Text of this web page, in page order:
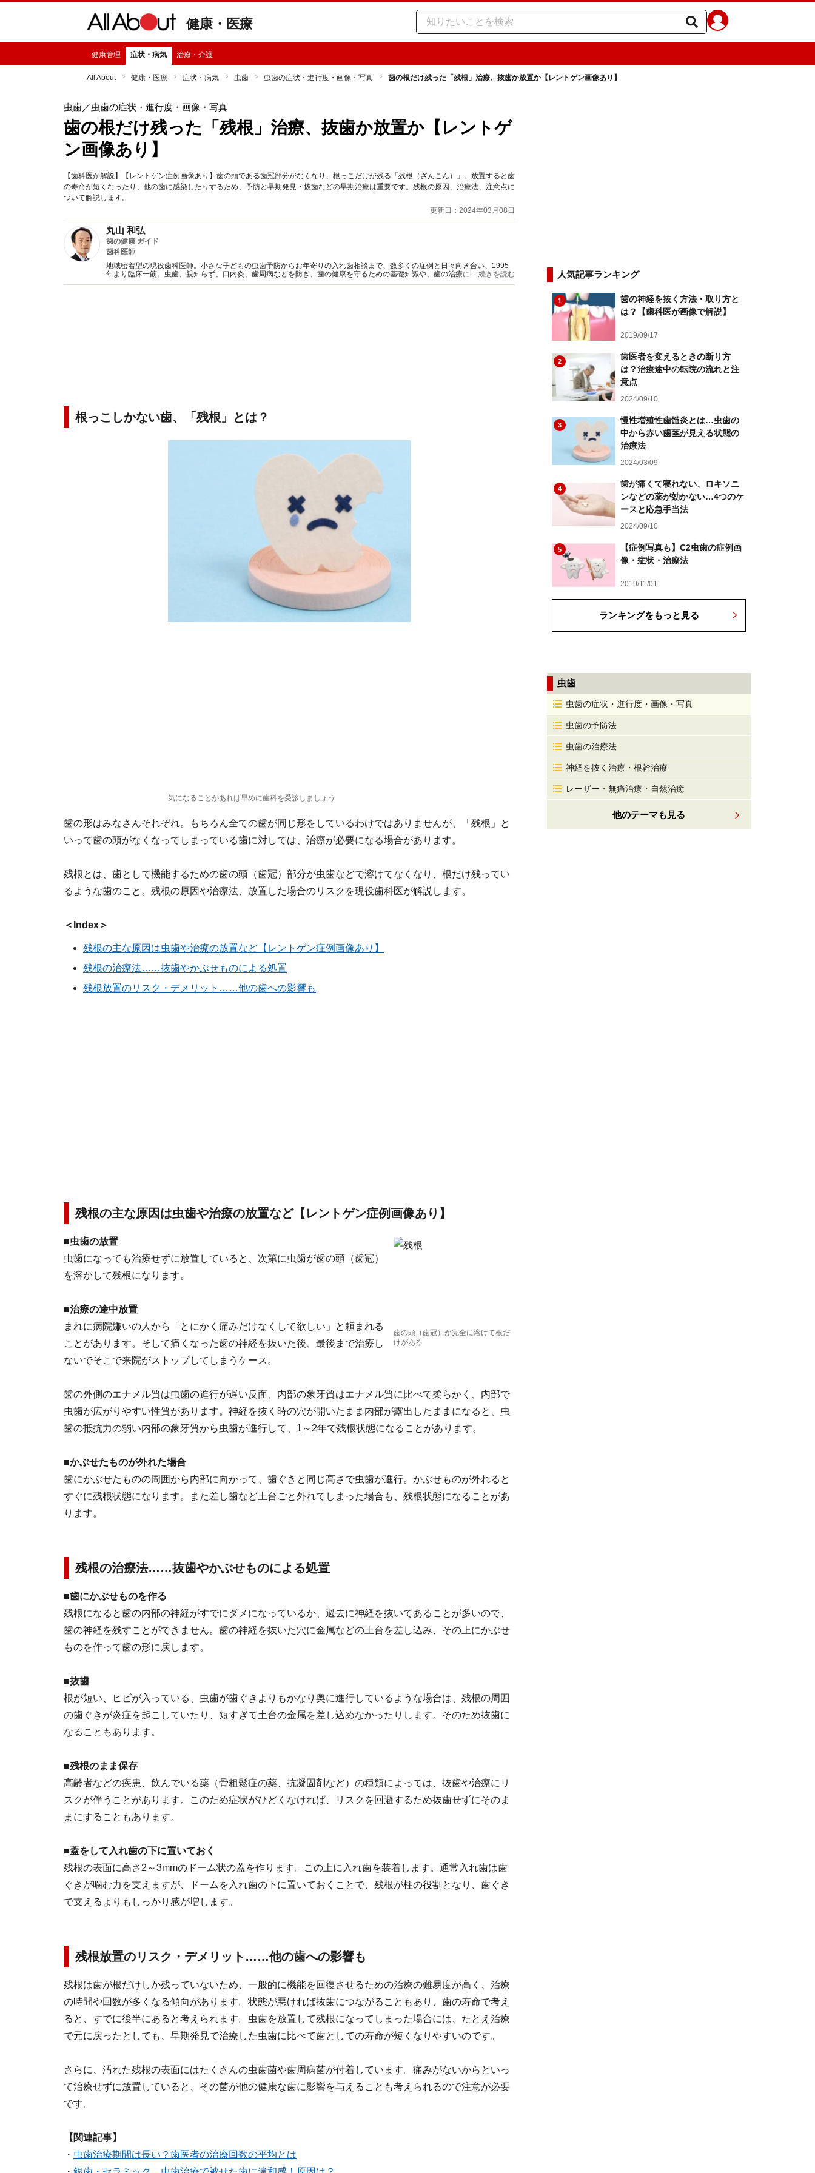
健康・医療
健康管理 症状・病気 治療・介護
All About 健康・医療 症状・病気 虫歯 虫歯の症状・進行度・画像・写真 歯の根だけ残った「残根」治療、抜歯か放置か【レントゲン画像あり】
虫歯／虫歯の症状・進行度・画像・写真
歯の根だけ残った「残根」治療、抜歯か放置か【レントゲ
ン画像あり】
【歯科医が解説】【レントゲン症例画像あり】歯の頭である歯冠部分がなくなり、根っこだけが残る「残根（ざんこん）」。放置すると歯
の寿命が短くなったり、他の歯に感染したりするため、予防と早期発見・抜歯などの早期治療は重要です。残根の原因、治療法、注意点に
ついて解説します。
更新日：2024年03月08日
丸山 和弘
歯の健康 ガイド
歯科医師
地域密着型の現役歯科医師。小さな子どもの虫歯予防からお年寄りの入れ歯相談まで、数多くの症例と日々向き合い、1995
年より臨床一筋。虫歯、親知らず、口内炎、歯周病などを防ぎ、歯の健康を守るための基礎知識や、歯の治療に関する情報を
わかりやすく解説します。
...続きを読む
根っこしかない歯、「残根」とは？
気になることがあれば早めに歯科を受診しましょう
歯の形はみなさんそれぞれ。もちろん全ての歯が同じ形をしているわけではありませんが、「残根」と
いって歯の頭がなくなってしまっている歯に対しては、治療が必要になる場合があります。
残根とは、歯として機能するための歯の頭（歯冠）部分が虫歯などで溶けてなくなり、根だけ残ってい
るような歯のこと。残根の原因や治療法、放置した場合のリスクを現役歯科医が解説します。
＜Index＞
残根の主な原因は虫歯や治療の放置など【レントゲン症例画像あり】
残根の治療法……抜歯やかぶせものによる処置
残根放置のリスク・デメリット……他の歯への影響も
残根の主な原因は虫歯や治療の放置など【レントゲン症例画像あり】
歯の頭（歯冠）が完全に溶けて根だ
けがある
■虫歯の放置
虫歯になっても治療せずに放置していると、次第に虫歯が歯の頭（歯冠）
を溶かして残根になります。
■治療の途中放置
まれに病院嫌いの人から「とにかく痛みだけなくして欲しい」と頼まれる
ことがあります。そして痛くなった歯の神経を抜いた後、最後まで治療し
ないでそこで来院がストップしてしまうケース。
歯の外側のエナメル質は虫歯の進行が遅い反面、内部の象牙質はエナメル質に比べて柔らかく、内部で
虫歯が広がりやすい性質があります。神経を抜く時の穴が開いたまま内部が露出したままになると、虫
歯の抵抗力の弱い内部の象牙質から虫歯が進行して、1～2年で残根状態になることがあります。
■かぶせたものが外れた場合
歯にかぶせたものの周囲から内部に向かって、歯ぐきと同じ高さで虫歯が進行。かぶせものが外れると
すぐに残根状態になります。また差し歯など土台ごと外れてしまった場合も、残根状態になることがあ
ります。
残根の治療法……抜歯やかぶせものによる処置
■歯にかぶせものを作る
残根になると歯の内部の神経がすでにダメになっているか、過去に神経を抜いてあることが多いので、
歯の神経を残すことができません。歯の神経を抜いた穴に金属などの土台を差し込み、その上にかぶせ
ものを作って歯の形に戻します。
■抜歯
根が短い、ヒビが入っている、虫歯が歯ぐきよりもかなり奥に進行しているような場合は、残根の周囲
の歯ぐきが炎症を起こしていたり、短すぎて土台の金属を差し込めなかったりします。そのため抜歯に
なることもあります。
■残根のまま保存
高齢者などの疾患、飲んでいる薬（骨粗鬆症の薬、抗凝固剤など）の種類によっては、抜歯や治療にリ
スクが伴うことがあります。このため症状がひどくなければ、リスクを回避するため抜歯せずにそのま
まにすることもあります。
■蓋をして入れ歯の下に置いておく
残根の表面に高さ2～3mmのドーム状の蓋を作ります。この上に入れ歯を装着します。通常入れ歯は歯
ぐきが噛む力を支えますが、ドームを入れ歯の下に置いておくことで、残根が柱の役割となり、歯ぐき
で支えるよりもしっかり感が増します。
残根放置のリスク・デメリット……他の歯への影響も
残根は歯が根だけしか残っていないため、一般的に機能を回復させるための治療の難易度が高く、治療
の時間や回数が多くなる傾向があります。状態が悪ければ抜歯につながることもあり、歯の寿命で考え
ると、すでに後半にあると考えられます。虫歯を放置して残根になってしまった場合には、たとえ治療
で元に戻ったとしても、早期発見で治療した虫歯に比べて歯としての寿命が短くなりやすいのです。
さらに、汚れた残根の表面にはたくさんの虫歯菌や歯周病菌が付着しています。痛みがないからといっ
て治療せずに放置していると、その菌が他の健康な歯に影響を与えることも考えられるので注意が必要
です。
【関連記事】
・ 虫歯治療期間は長い？歯医者の治療回数の平均とは
人気記事ランキング
1
歯の神経を抜く方法・取り方と
は？【歯科医が画像で解説】
2019/09/17
2
歯医者を変えるときの断り方
は？治療途中の転院の流れと注
意点
2024/09/10
3
慢性増殖性歯髄炎とは…虫歯の
中から赤い歯茎が見える状態の
治療法
2024/03/09
4
歯が痛くて寝れない、ロキソニ
ンなどの薬が効かない…4つのケ
ースと応急手当法
2024/09/10
5
【症例写真も】C2虫歯の症例画
像・症状・治療法
2019/11/01
ランキングをもっと見る
虫歯
虫歯の症状・進行度・画像・写真
虫歯の予防法
虫歯の治療法
神経を抜く治療・根幹治療
レーザー・無痛治療・自然治癒
他のテーマも見る